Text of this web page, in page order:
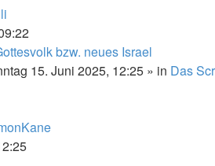
bzw. neues Israel
15. Juni 2025, 12:25 » in Das